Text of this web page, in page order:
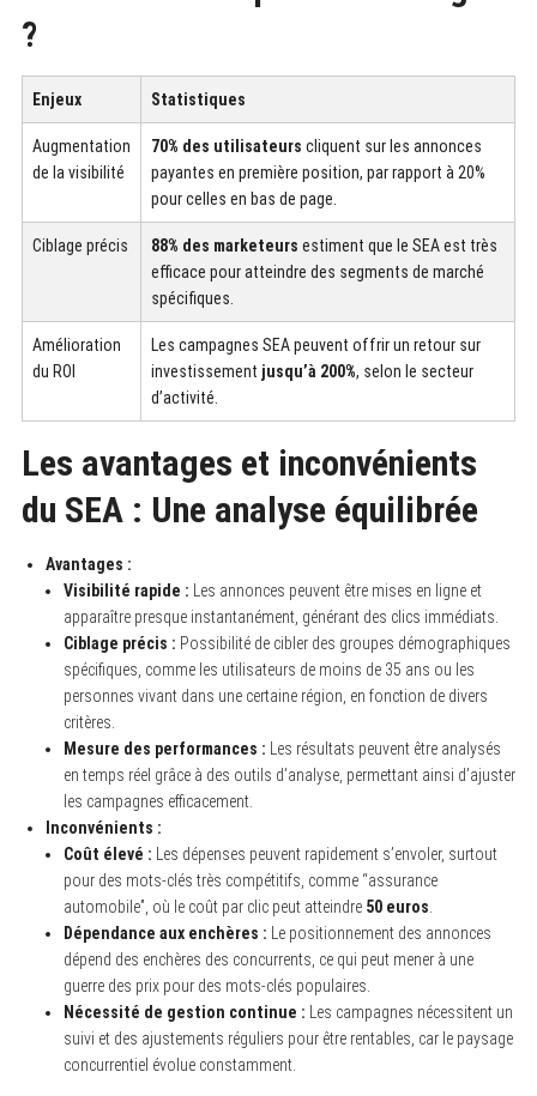
?
Enjeux Statistiques
Augmentation
de la visibilité
70% des utilisateurs cliquent sur les annonces
payantes en première position, par rapport à 20%
pour celles en bas de page.
Ciblage précis 88% des marketeurs estiment que le SEA est très
efficace pour atteindre des segments de marché
spécifiques.
Amélioration
du ROI
Les campagnes SEA peuvent offrir un retour sur
investissement jusqu’à 200%, selon le secteur
d’activité.
Les avantages et inconvénients
du SEA : Une analyse équilibrée
Avantages :
Visibilité rapide : Les annonces peuvent être mises en ligne et
apparaître presque instantanément, générant des clics immédiats.
Ciblage précis : Possibilité de cibler des groupes démographiques
spécifiques, comme les utilisateurs de moins de 35 ans ou les
personnes vivant dans une certaine région, en fonction de divers
critères.
Mesure des performances : Les résultats peuvent être analysés
en temps réel grâce à des outils d’analyse, permettant ainsi d’ajuster
les campagnes efficacement.
Inconvénients :
Coût élevé : Les dépenses peuvent rapidement s’envoler, surtout
pour des mots-clés très compétitifs, comme “assurance
automobile”, où le coût par clic peut atteindre 50 euros
Dépendance aux enchères : Le positionnement des annonces
dépend des enchères des concurrents, ce qui peut mener à une
guerre des prix pour des mots-clés populaires.
Nécessité de gestion continue : Les campagnes nécessitent un
suivi et des ajustements réguliers pour être rentables, car le paysage
concurrentiel évolue constamment.